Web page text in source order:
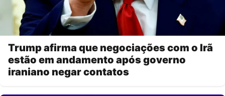
Trump afirma que negociações com o Irã
estão em andamento após governo
iraniano negar contatos